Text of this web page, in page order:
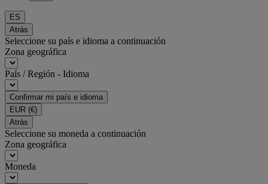
ES
Atrás
Seleccione su país e idioma a continuación
Zona geográfica
País / Región - Idioma
Confirmar mi país e idioma
EUR (€)
Atrás
Seleccione su moneda a continuación
Zona geográfica
Moneda